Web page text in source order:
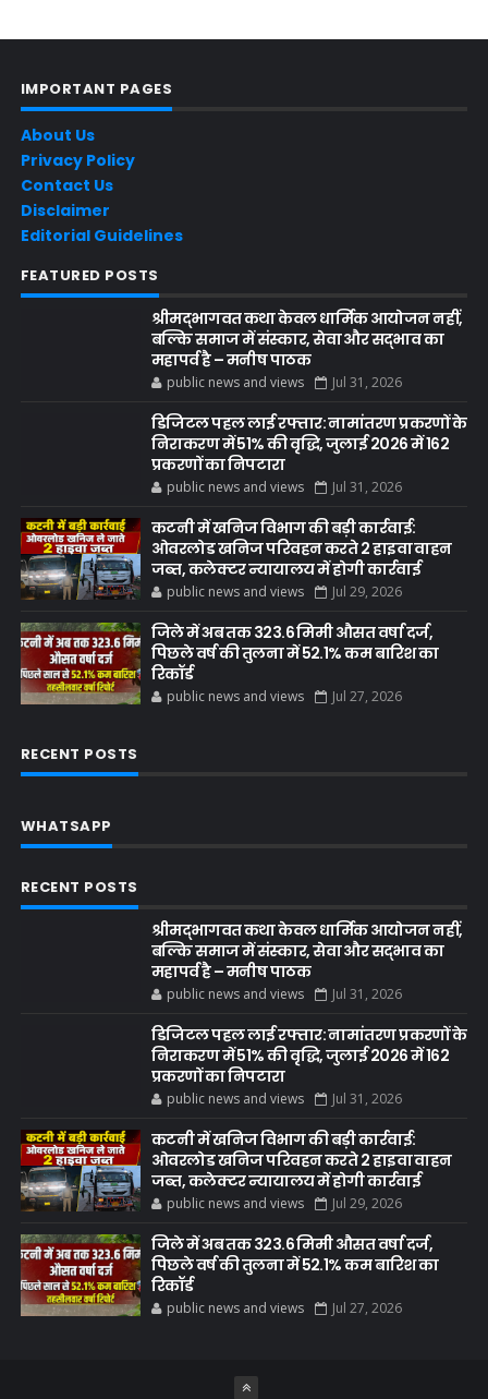
IMPORTANT PAGES
About Us
Privacy Policy
Contact Us
Disclaimer
Editorial Guidelines
FEATURED POSTS
श्रीमद्भागवत कथा केवल धार्मिक आयोजन नहीं,
बल्कि समाज में संस्कार, सेवा और सद्भाव का
महापर्व है – मनीष पाठक
public news and views Jul 31, 2026
डिजिटल पहल लाई रफ्तार: नामांतरण प्रकरणों के
निराकरण में 51% की वृद्धि, जुलाई 2026 में 162
प्रकरणों का निपटारा
public news and views Jul 31, 2026
कटनी में खनिज विभाग की बड़ी कार्रवाई:
ओवरलोड खनिज परिवहन करते 2 हाइवा वाहन
जब्त, कलेक्टर न्यायालय में होगी कार्रवाई
public news and views Jul 29, 2026
जिले में अब तक 323.6 मिमी औसत वर्षा दर्ज,
पिछले वर्ष की तुलना में 52.1% कम बारिश का
रिकॉर्ड
public news and views Jul 27, 2026
RECENT POSTS
WHATSAPP
RECENT POSTS
श्रीमद्भागवत कथा केवल धार्मिक आयोजन नहीं,
बल्कि समाज में संस्कार, सेवा और सद्भाव का
महापर्व है – मनीष पाठक
public news and views Jul 31, 2026
डिजिटल पहल लाई रफ्तार: नामांतरण प्रकरणों के
निराकरण में 51% की वृद्धि, जुलाई 2026 में 162
प्रकरणों का निपटारा
public news and views Jul 31, 2026
कटनी में खनिज विभाग की बड़ी कार्रवाई:
ओवरलोड खनिज परिवहन करते 2 हाइवा वाहन
जब्त, कलेक्टर न्यायालय में होगी कार्रवाई
public news and views Jul 29, 2026
जिले में अब तक 323.6 मिमी औसत वर्षा दर्ज,
पिछले वर्ष की तुलना में 52.1% कम बारिश का
रिकॉर्ड
public news and views Jul 27, 2026